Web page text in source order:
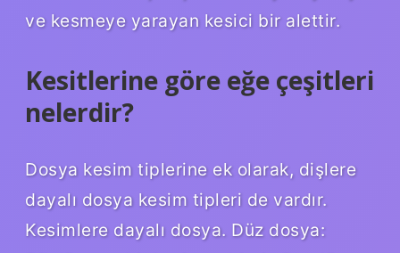
ve kesmeye yarayan kesici bir alettir.
Kesitlerine göre eğe çeşitleri
nelerdir?
Dosya kesim tiplerine ek olarak, dişlere
dayalı dosya kesim tipleri de vardır.
Kesimlere dayalı dosya. Düz dosya: